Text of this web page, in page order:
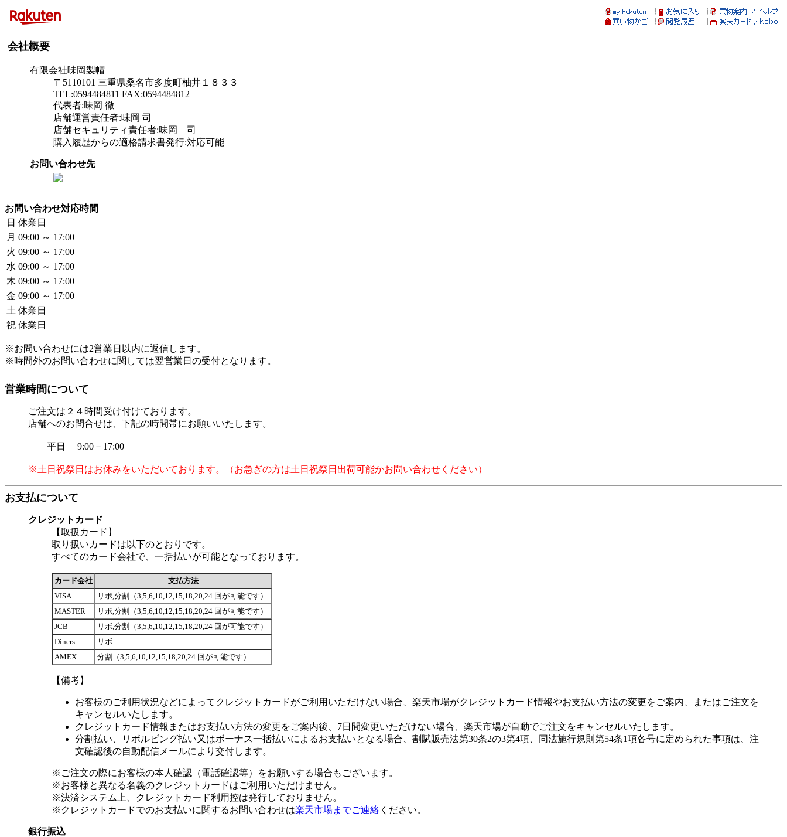
会社概要
有限会社味岡製帽
〒5110101 三重県桑名市多度町柚井１８３３
TEL:0594484811 FAX:0594484812
代表者:味岡 徹
店舗運営責任者:味岡 司
店舗セキュリティ責任者:味岡 司
購入履歴からの適格請求書発行:対応可能
お問い合わせ先
お問い合わせ対応時間
日 休業日
月 09:00 ～ 17:00
火 09:00 ～ 17:00
水 09:00 ～ 17:00
木 09:00 ～ 17:00
金 09:00 ～ 17:00
土 休業日
祝 休業日
※お問い合わせには2営業日以内に返信します。
※時間外のお問い合わせに関しては翌営業日の受付となります。
営業時間について
ご注文は２４時間受け付けております。
店舗へのお問合せは、下記の時間帯にお願いいたします。
平日 9:00－17:00
※土日祝祭日はお休みをいただいております。（お急ぎの方は土日祝祭日出荷可能かお問い合わせください）
お支払について
クレジットカード
【取扱カード】
取り扱いカードは以下のとおりです。
すべてのカード会社で、一括払いが可能となっております。
カード会社
支払方法
VISA
リボ,分割（3,5,6,10,12,15,18,20,24 回が可能です）
MASTER
リボ,分割（3,5,6,10,12,15,18,20,24 回が可能です）
JCB
リボ,分割（3,5,6,10,12,15,18,20,24 回が可能です）
Diners
リボ
AMEX
分割（3,5,6,10,12,15,18,20,24 回が可能です）
【備考】
お客様のご利用状況などによってクレジットカードがご利用いただけない場合、楽天市場がクレジットカード情報やお支払い方法の変更をご案内、またはご注文を
キャンセルいたします。
クレジットカード情報またはお支払い方法の変更をご案内後、7日間変更いただけない場合、楽天市場が自動でご注文をキャンセルいたします。
分割払い、リボルビング払い又はボーナス一括払いによるお支払いとなる場合、割賦販売法第30条2の3第4項、同法施行規則第54条1項各号に定められた事項は、注
文確認後の自動配信メールにより交付します。
※ご注文の際にお客様の本人確認（電話確認等）をお願いする場合もございます。
※お客様と異なる名義のクレジットカードはご利用いただけません。
※決済システム上、クレジットカード利用控は発行しておりません。
※クレジットカードでのお支払いに関するお問い合わせは楽天市場までご連絡 ください。
銀行振込